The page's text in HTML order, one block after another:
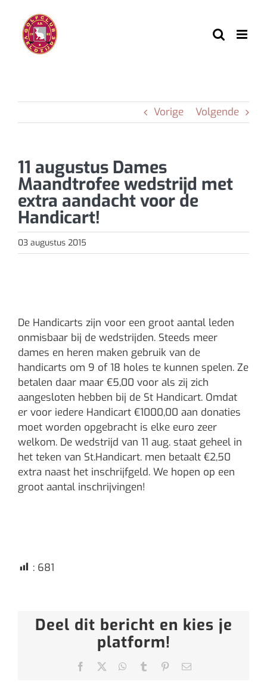
inhoud
Vorige Volgende
11 augustus Dames
Maandtrofee wedstrijd met
extra aandacht voor de
Handicart!
03 augustus 2015
De Handicarts zijn voor een groot aantal leden
onmisbaar bij de wedstrijden. Steeds meer
dames en heren maken gebruik van de
handicarts om 9 of 18 holes te kunnen spelen. Ze
betalen daar maar €5,00 voor als zij zich
aangesloten hebben bij de St Handicart. Omdat
er voor iedere Handicart €1000,00 aan donaties
moet worden opgebracht is elke euro zeer
welkom. De wedstrijd van 11 aug. staat geheel in
het teken van St.Handicart. men betaalt €2,50
extra naast het inschrijfgeld. We hopen op een
groot aantal inschrijvingen!
: 681
Deel dit bericht en kies je
platform!
Facebook WhatsApp
Tumblr Pinterest
E-